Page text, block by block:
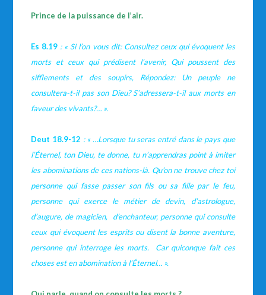
Prince de la puissance de l’air.
Es 8.19 : « Si l’on vous dit: Consultez ceux qui évoquent les
morts et ceux qui prédisent l’avenir, Qui poussent des
sifflements et des soupirs, Répondez: Un peuple ne
consultera-t-il pas son Dieu? S’adressera-t-il aux morts en
faveur des vivants?… ».
Deut 18.9-12 : « …Lorsque tu seras entré dans le pays que
l’Éternel, ton Dieu, te donne, tu n’apprendras point à imiter
les abominations de ces nations-là. Qu’on ne trouve chez toi
personne qui fasse passer son fils ou sa fille par le feu,
personne qui exerce le métier de devin, d’astrologue,
d’augure, de magicien, d’enchanteur, personne qui consulte
ceux qui évoquent les esprits ou disent la bonne aventure,
personne qui interroge les morts. Car quiconque fait ces
choses est en abomination à l’Éternel… ».